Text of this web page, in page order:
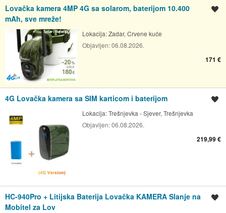
Lovačka kamera 4MP 4G sa solarom, baterijom 10.400
mAh, sve mreže!
Lokacija:Zadar, Crvene kuće
Objavljen:06.08.2026.
171 €
4G Lovačka kamera sa SIM karticom i baterijom
Lokacija:Trešnjevka - Sjever, Trešnjevka
Objavljen:06.08.2026.
219,99 €
HC-940Pro + Litijska Baterija Lovačka KAMERA Slanje na
Mobitel za Lov